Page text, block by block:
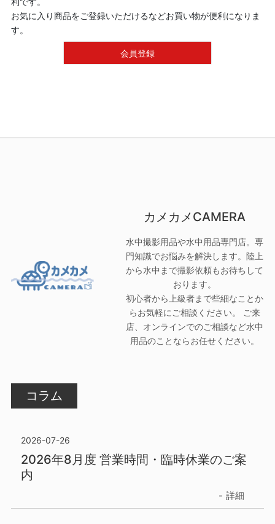
お気に入り商品をご登録いただけるなどお買い物が便利になりま
す。
会員登録
カメカメCAMERA
水中撮影用品や水中用品専門店。専
門知識でお悩みを解決します。陸上
から水中まで撮影依頼もお待ちして
おります。
初心者から上級者まで些細なことか
らお気軽にご相談ください。 ご来
店、オンラインでのご相談など水中
用品のことならお任せください。
コラム
2026-07-26
2026年8月度 営業時間・臨時休業のご案
内
詳細